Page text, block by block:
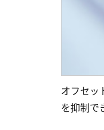
オフセッ
を抑制で